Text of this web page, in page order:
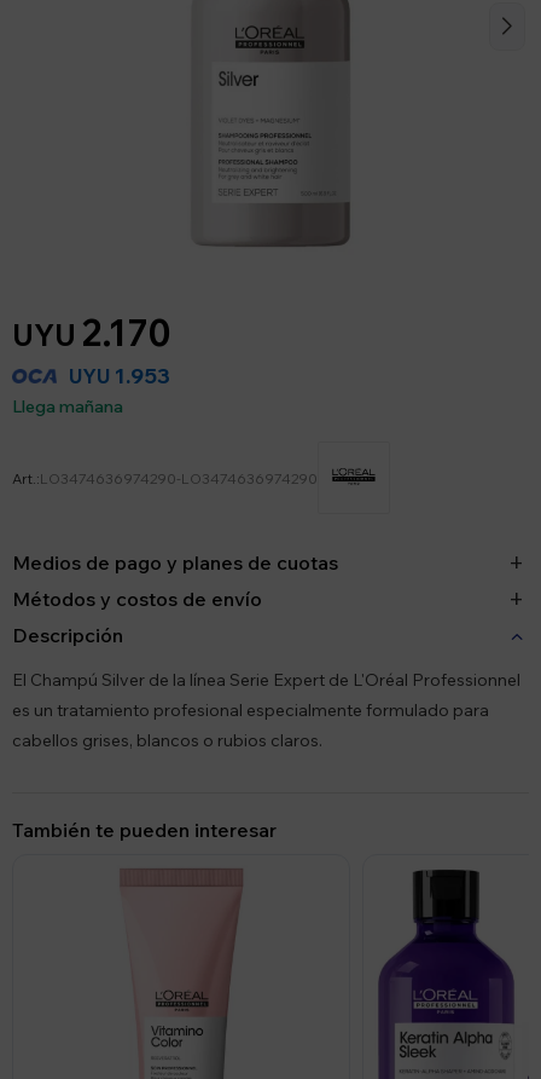
UYU 2.170
UYU 1.953
Llega mañana
LO3474636974290-LO3474636974290
Medios de pago y planes de cuotas
Métodos y costos de envío
Descripción
El Champú Silver de la línea Serie Expert de L'Oréal Professionnel
es un tratamiento profesional especialmente formulado para
cabellos grises, blancos o rubios claros.
También te pueden interesar